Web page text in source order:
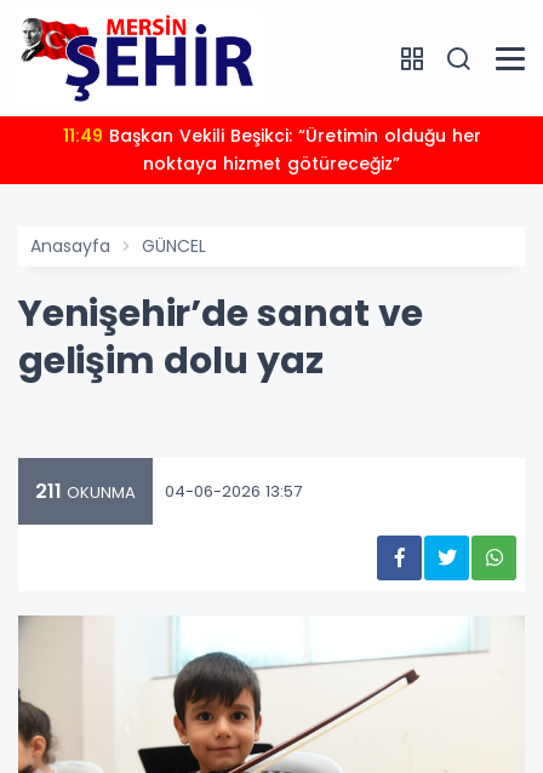
11:49
noktaya hizmet götüreceğiz”
Anasayfa GÜNCEL
Yenişehir’de sanat ve
gelişim dolu yaz
211 OKUNMA 04-06-2026 13:57